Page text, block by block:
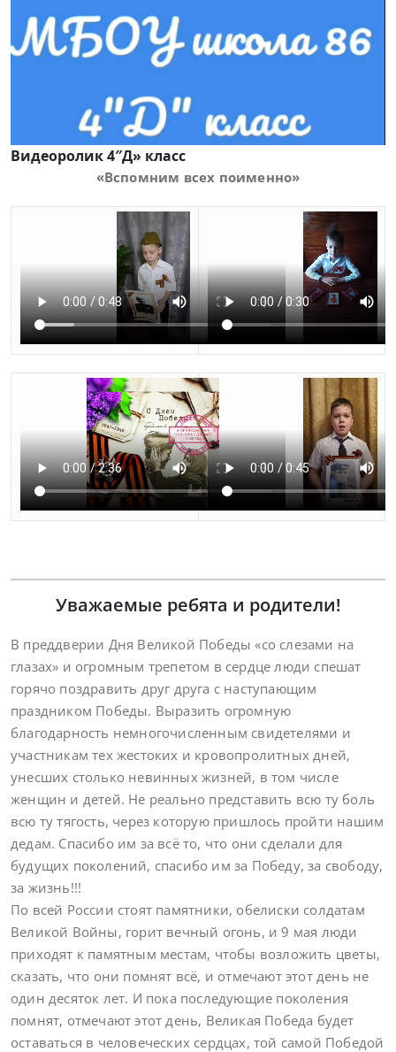
Видеоролик4″Д» класс
«Вспомним всех поименно»
Уважаемые ребята и родители!
В преддверии Дня Великой Победы «со слезами на
глазах» и огромным трепетом в сердце люди спешат
горячо поздравить друг друга с наступающим
праздником Победы. Выразить огромную
благодарность немногочисленным свидетелями и
участникам тех жестоких и кровопролитных дней,
унесших столько невинных жизней, в том числе
женщин и детей. Не реально представить всю ту боль
всю ту тягость, через которую пришлось пройти нашим
дедам. Спасибо им за всё то, что они сделали для
будущих поколений, спасибо им за Победу, за свободу,
за жизнь!!!
По всей России стоят памятники, обелиски солдатам
Великой Войны, горит вечный огонь, и 9 мая люди
приходят к памятным местам, чтобы возложить цветы,
сказать, что они помнят всё, и отмечают этот день не
один десяток лет. И пока последующие поколения
помнят, отмечают этот день, Великая Победа будет
оставаться в человеческих сердцах, той самой Победой